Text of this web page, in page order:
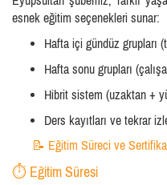
esnek eğitim seçenekleri sunar:
Hafta içi gündüz grupları
Hafta sonu grupları
Hibrit sistem (uzaktan +
Ders kayıtları ve tekrar
📝 Eğitim Süreci ve
⏱️ Eğitim Süresi